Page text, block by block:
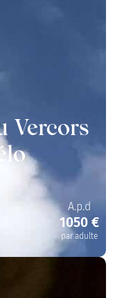
Vercors
A.p.d
1050 €
par adulte